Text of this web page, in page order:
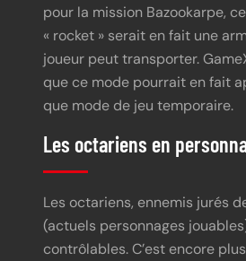
pour la mission Bazookarpe,
« rocket » serait en fait une
joueur peut transporter.
que ce mode pourrait en fait
que mode de jeu temporaire.
Les octariens en
Les octariens, ennemis jurés
(actuels personnages
contrôlables. C’est encore